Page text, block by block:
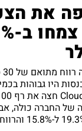
את
וההכנסות היו גבוהות
של החברה כולה,
המתואם נשחק